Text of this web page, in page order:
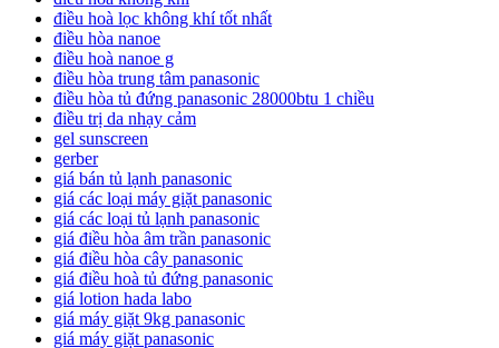
điều hoà lọc không khí tốt nhất
điều hòa nanoe
điều hoà nanoe g
điều hòa trung tâm panasonic
điều hòa tủ đứng panasonic 28000btu 1 chiều
điều trị da nhạy cảm
gel sunscreen
gerber
giá bán tủ lạnh panasonic
giá các loại máy giặt panasonic
giá các loại tủ lạnh panasonic
giá điều hòa âm trần panasonic
giá điều hòa cây panasonic
giá điều hoà tủ đứng panasonic
giá lotion hada labo
giá máy giặt 9kg panasonic
giá máy giặt panasonic